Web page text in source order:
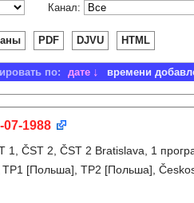
Канал:
PDF DJVU HTML
по: дате времени
07-1988
1, ČST 2, ČST 2 Bratislava, 1
[Польша], TP2 [Польша],